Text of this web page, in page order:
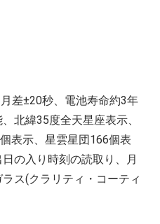
差±20秒、電池寿命約3年
北緯35度全天星座表示、
表示、星雲星団166個表
の入り時刻の読取り、月
ス(クラリティ・コーティ